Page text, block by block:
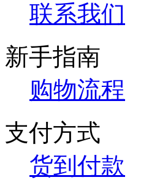
联系我们
新手指南
购物流程
支付方式
货到付款